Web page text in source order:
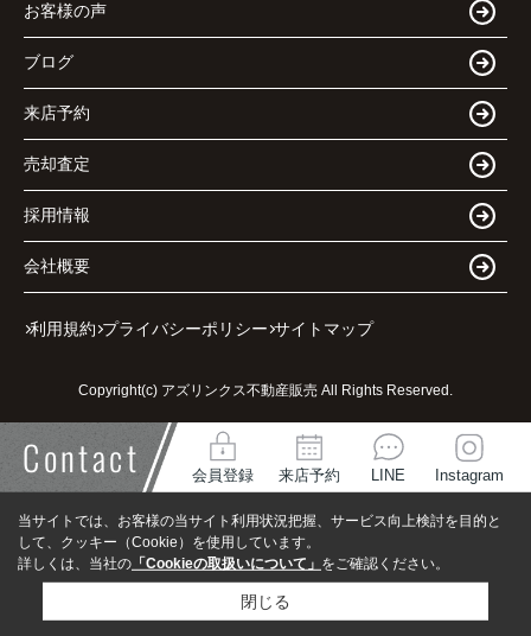
お客様の声
ブログ
来店予約
売却査定
採用情報
会社概要
利用規約 プライバシーポリシー サイトマップ
Copyright(c) アズリンクス不動産販売 All Rights Reserved.
Contact 会員登録 来店予約 LINE Instagram
当サイトでは、お客様の当サイト利用状況把握、サービス向上検討を目的と
して、クッキー（Cookie）を使用しています。
詳しくは、当社の 「Cookieの取扱いについて」 をご確認ください。
閉じる